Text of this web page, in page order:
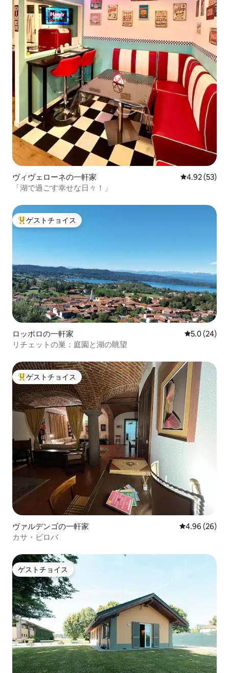
ヴィヴェローネの一軒家 レビュー53
4.92 (53)
「湖で過ごす幸せな日々！」
大好評のゲストチョイスです。
ゲストチョイス
ロッポロの一軒家 レビュー24
5.0 (24)
リチェットの巣：庭園と湖の眺望
大好評のゲストチョイスです。
ゲストチョイス
ヴァルデンゴの一軒家 レビュー26
4.96 (26)
カサ・ビロバ
ゲストチョイス
ゲストチョイス